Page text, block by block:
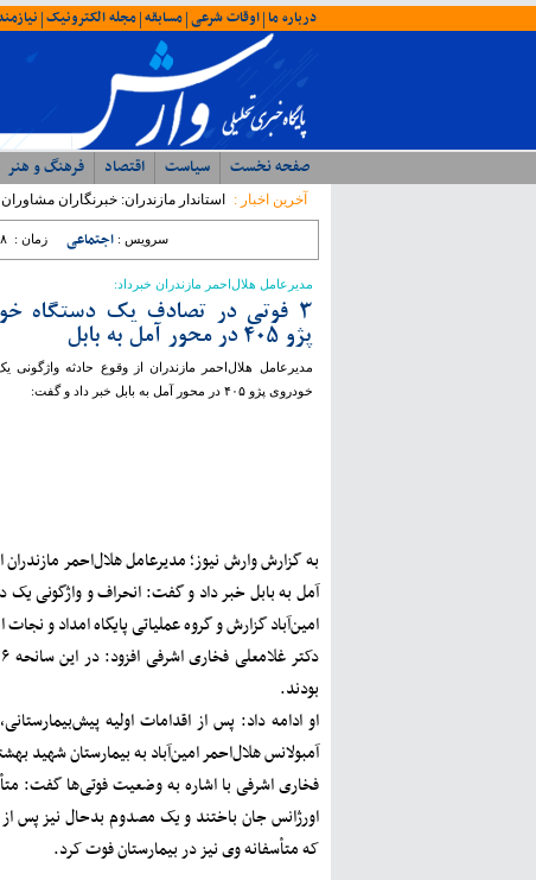
درباره ما| اوقات شرعی| مسابقه| مجله الکترونیک|
صفحه نخست سیاست اقتصاد فرهنگ و هنر
آخرین اخبار : استاندار مازندران: خبرنگاران
سرویس :اجتماعی زمان :
مدیرعامل هلال‌احمر مازندران خبرداد:
۳ فوتی در تصادف یک دستگاه
پژو ۴۰۵ در محور آمل به بابل
مدیرعامل هلال‌احمر مازندران از وقوع حادثه واژگونی
خودروی پژو ۴۰۵ در محور آمل به بابل خبر داد و گفت:
امین‌آباد گزارش و گروه عملیاتی پایگاه امداد و نجات امین‌آباد ۳ دقیقه بعد از گزارش
بودند.
آمبولانس هلال‌احمر امین‌آباد به بیمارستان شهید
اورژانس جان باختند و یک مصدوم بدحال نیز پس
که متأسفانه وی نیز در بیمارستان فوت کرد.